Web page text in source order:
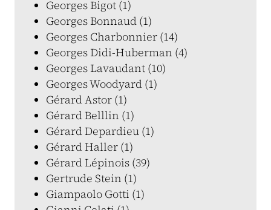
Georges Bigot (1)
Georges Bonnaud (1)
Georges Charbonnier (14)
Georges Didi-Huberman (4)
Georges Lavaudant (10)
Georges Woodyard (1)
Gérard Astor (1)
Gérard Belllin (1)
Gérard Depardieu (1)
Gérard Haller (1)
Gérard Lépinois (39)
Gertrude Stein (1)
Giampaolo Gotti (1)